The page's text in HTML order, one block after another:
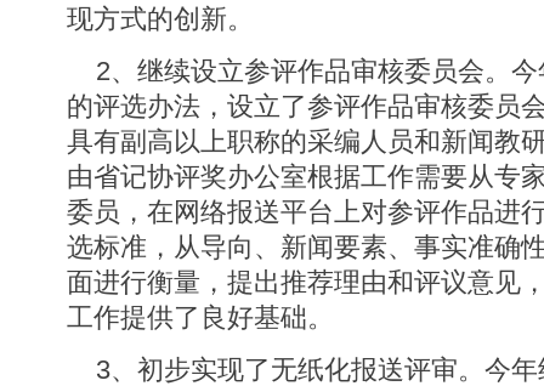
现方式的创新。
2、继续设立参评作品审核委员会。
的评选办法，设立了参评作品审核委员
具有副高以上职称的采编人员和新闻教
由省记协评奖办公室根据工作需要从专
委员，在网络报送平台上对参评作品进
选标准，从导向、新闻要素、事实准确
面进行衡量，提出推荐理由和评议意见
工作提供了良好基础。
3、初步实现了无纸化报送评审。今